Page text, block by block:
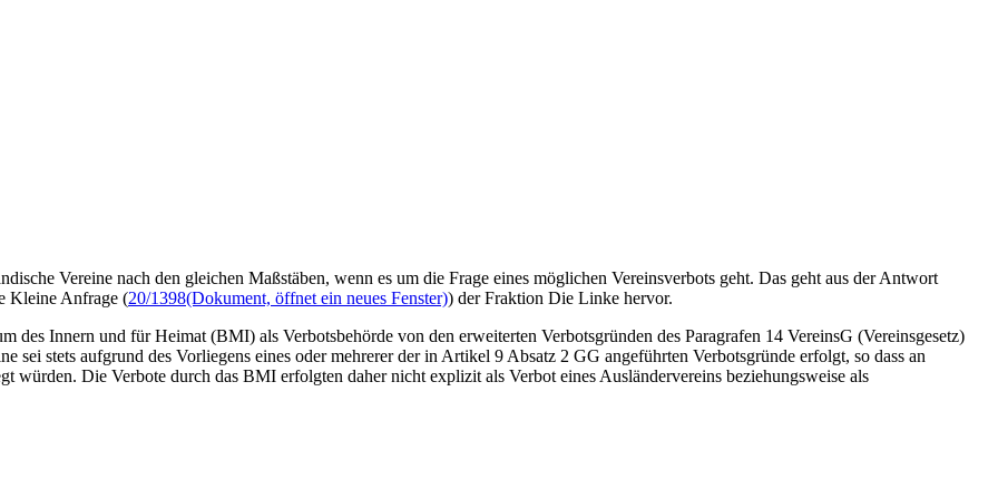
Vereine nach den gleichen Maßstäben, wenn es um die Frage eines möglichen Vereinsverbots geht. Das geht aus der Antwort
Kleine Anfrage (20/1398(Dokument, öffnet ein neues Fenster)) der Fraktion Die Linke hervor.
des Innern und für Heimat (BMI) als Verbotsbehörde von den erweiterten Verbotsgründen des Paragrafen 14 VereinsG (Vereinsgesetz)
sei stets aufgrund des Vorliegens eines oder mehrerer der in Artikel 9 Absatz 2 GG angeführten Verbotsgründe erfolgt, so dass an
würden. Die Verbote durch das BMI erfolgten daher nicht explizit als Verbot eines Ausländervereins beziehungsweise als